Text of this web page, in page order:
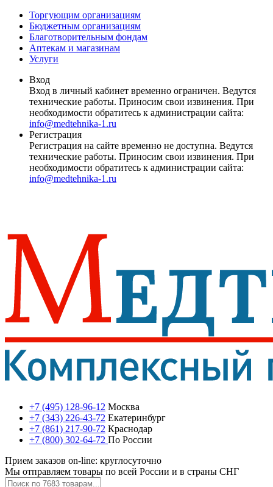
Торгующим организациям
Бюджетным организациям
Благотворительным фондам
Аптекам и магазинам
Услуги
Вход
Вход в личный кабинет временно ограничен. Ведутся
технические работы. Приносим свои извинения. При
необходимости обратитесь к администрации сайта:
info@medtehnika-1.ru
Регистрация
Регистрация на сайте временно не доступна. Ведутся
технические работы. Приносим свои извинения. При
необходимости обратитесь к администрации сайта:
info@medtehnika-1.ru
+7 (495) 128-96-12 Москва
+7 (343) 226-43-72 Екатеринбург
+7 (861) 217-90-72 Краснодар
+7 (800) 302-64-72 По России
Прием заказов on-line: круглосуточно
Мы отправляем товары по всей России и в страны СНГ